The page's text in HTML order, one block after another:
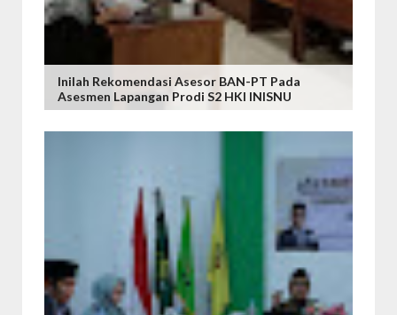
Inilah Rekomendasi Asesor BAN-PT Pada
Asesmen Lapangan Prodi S2 HKI INISNU